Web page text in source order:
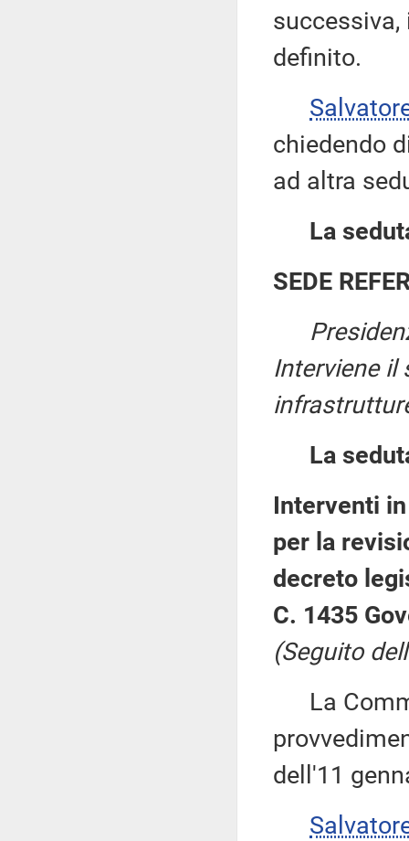
definito.
chiedendo
ad altra
La
SEDE
Interviene il
La
Interventi
per la
decreto
C. 1435
(Seguito
La
dell'11